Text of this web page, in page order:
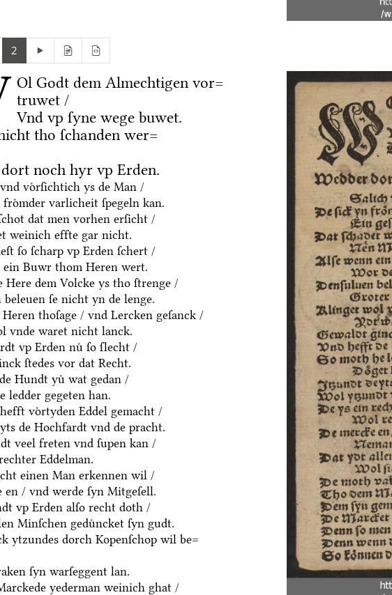
2
Ol Godt dem Almechtigen vor=
truwet /
Vnd vp ſyne wege buwet.
tho ſchanden wer=
noch hyr vp Erden.
voͤrſichtich ys de Man /
froͤmder varlicheit ſpegeln kan.
dat men vorhen erſicht /
weinich effte gar nicht.
ſo ſcharp vp Erden ſchert /
ein Buwr thom Heren wert.
Here dem Volcke ys tho ſtrenge /
beleuen ſe nicht yn de lenge.
thoſage / vnd Lercken geſanck /
vnde waret nicht lanck.
vp Erden nuͤ ſo ſlecht /
ſtedes vor dat Recht.
Hundt yuͤ wat gedan /
ledder gegeten han.
voͤrtyden Eddel gemacht /
de Hochfardt vnd de pracht.
veel freten vnd ſupen kan /
Eddelman.
einen Man erkennen wil /
en / vnd werde ſyn Mitgeſell.
vp Erden alſo recht doth /
Minſchen geduͤncket ſyn gudt.
ytzundes dorch Kopenſchop wil be=
ſyn warſeggent lan.
yederman weinich ghat /